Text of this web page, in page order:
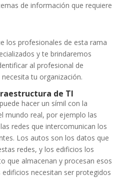
de información que requiere
los profesionales de esta rama
y te brindaremos
al profesional de
tu organización.
de TI
hacer un símil con la
mundo real, por ejemplo las
redes que intercomunican los
Los autos son los datos que
redes, y los edificios los
que almacenan y procesan esos
necesitan ser protegidos